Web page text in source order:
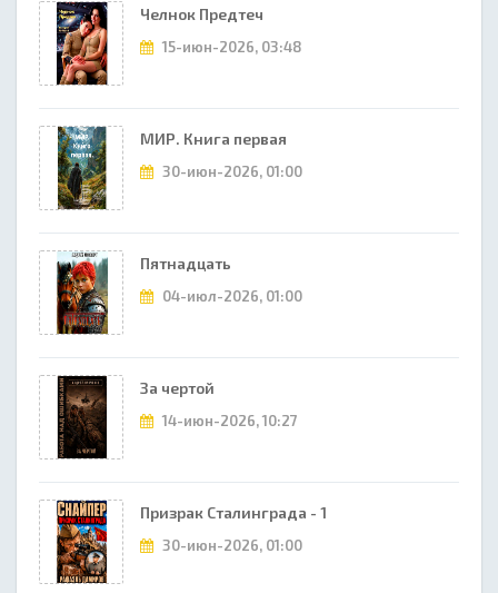
Челнок Предтеч
15-июн-2026, 03:48
МИР. Книга первая
30-июн-2026, 01:00
Пятнадцать
04-июл-2026, 01:00
За чертой
14-июн-2026, 10:27
Призрак Сталинграда - 1
30-июн-2026, 01:00